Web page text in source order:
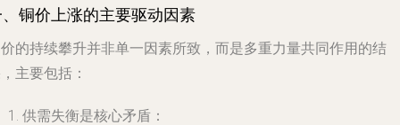
铜价上涨的主要驱动因素
的持续攀升并非单一因素所致，而是多重力量共同作用的结
主要包括：
供需失衡是核心矛盾 ：